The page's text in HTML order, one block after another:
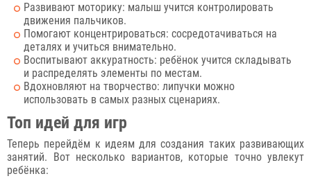
Развивают моторику: малыш учится контролировать
движения пальчиков.
Помогают концентрироваться: сосредотачиваться на
деталях и учиться внимательно.
Воспитывают аккуратность: ребёнок учится складывать
и распределять элементы по местам.
Вдохновляют на творчество: липучки можно
использовать в самых разных сценариях.
Топ идей для игр
Теперь перейдём к идеям для создания таких развивающих
занятий. Вот несколько вариантов, которые точно увлекут
ребёнка: